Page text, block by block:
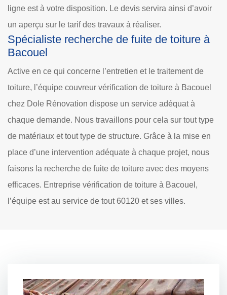
ligne est à votre disposition. Le devis servira ainsi d’avoir
un aperçu sur le tarif des travaux à réaliser.
Spécialiste recherche de fuite de toiture à
Bacouel
Active en ce qui concerne l’entretien et le traitement de
toiture, l’équipe couvreur vérification de toiture à Bacouel
chez Dole Rénovation dispose un service adéquat à
chaque demande. Nous travaillons pour cela sur tout type
de matériaux et tout type de structure. Grâce à la mise en
place d’une intervention adéquate à chaque projet, nous
faisons la recherche de fuite de toiture avec des moyens
efficaces. Entreprise vérification de toiture à Bacouel,
l’équipe est au service de tout 60120 et ses villes.